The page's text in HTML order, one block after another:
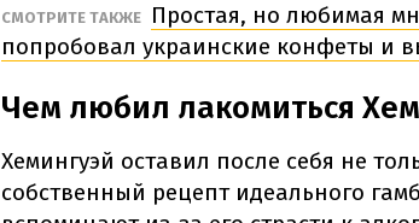
СМОТРИТЕ ТАКЖЕ
Простая, но любимая
попробовал украинские конфеты и
Чем любил лакомиться
Хемингуэй оставил после себя не
собственный рецепт идеального